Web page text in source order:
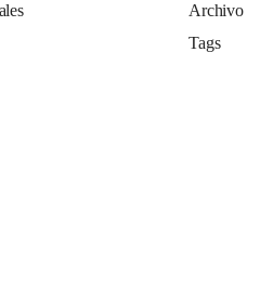
Archivo
Tags